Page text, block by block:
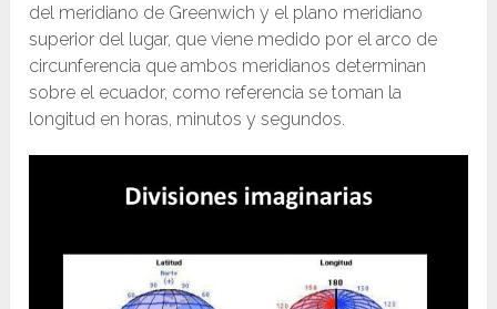
del meridiano de Greenwich y el plano meridiano
superior del lugar, que viene medido por el arco de
circunferencia que ambos meridianos determinan
sobre el ecuador, como referencia se toman la
longitud en horas, minutos y segundos.